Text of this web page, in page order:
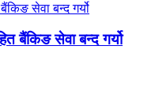
बैंकिङ सेवा बन्द गर्यो